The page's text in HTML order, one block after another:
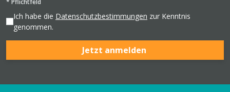
* Pflichtfeld
Ich habe die Datenschutzbestimmungen zur Kenntnis
genommen.
Jetzt anmelden